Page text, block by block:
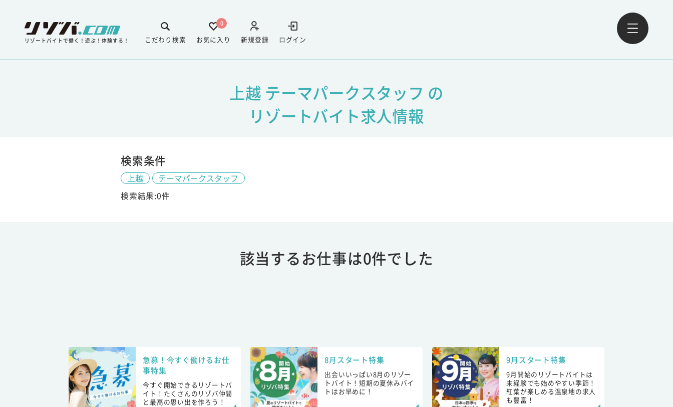
リゾートバイトで働く！遊ぶ！体験する！ ログイン
新規登録
0
お気に入り
こだわり検索
上越 テーマパークスタッフ の
リゾートバイト求人情報
検索条件
上越
テーマパークスタッフ
検索結果:0件
該当するお仕事は0件でした
急募！今すぐ働けるお仕
事特集
今すぐ開始できるリゾートバ
イト！たくさんのリゾバ仲間
と最高の思い出を作ろう！
8月スタート特集
出会いいっぱい8月のリゾー
トバイト！短期の夏休みバイ
トはお早めに！
9月スタート特集
9月開始のリゾートバイトは
未経験でも始めやすい季節！
紅葉が楽しめる温泉地の求人
も豊富！